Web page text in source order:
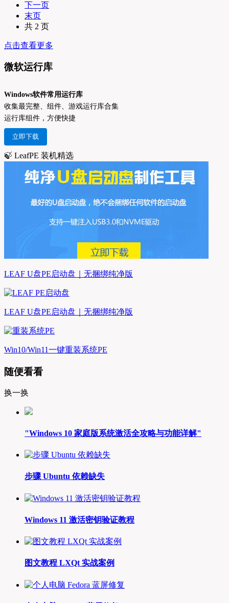
下一页
末页
共 2 页
点击查看更多
微软运行库
Windows软件常用运行库
收集最完整、组件、游戏运行库合集
运行库组件，方便快捷
立即下载
🍃 LeafPE 装机精选
LEAF U盘PE启动盘｜无捆绑纯净版
LEAF U盘PE启动盘｜无捆绑纯净版
Win10/Win11一键重装系统PE
随便看看
换一换
"Windows 10 家庭版系统激活全攻略与功能详解"
步骤 Ubuntu 依赖缺失
Windows 11 激活密钥验证教程
图文教程 LXQt 实战案例